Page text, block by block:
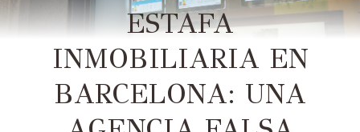
ESTAFA
INMOBILIARIA EN
BARCELONA: UNA